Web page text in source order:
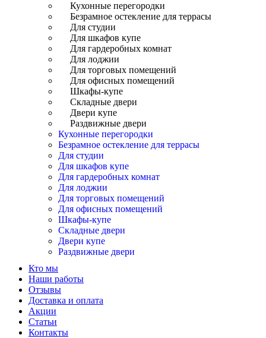
Кухонные перегородки
Безрамное остекление для террасы
Для студии
Для шкафов купе
Для гардеробных комнат
Для лоджии
Для торговых помещений
Для офисных помещений
Шкафы-купе
Складные двери
Двери купе
Раздвижные двери
Кухонные перегородки
Безрамное остекление для террасы
Для студии
Для шкафов купе
Для гардеробных комнат
Для лоджии
Для торговых помещений
Для офисных помещений
Шкафы-купе
Складные двери
Двери купе
Раздвижные двери
Кто мы
Наши работы
Отзывы
Доставка и оплата
Акции
Статьи
Контакты